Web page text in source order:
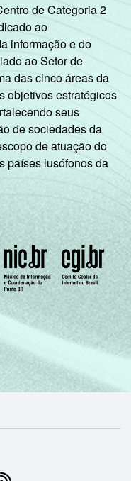
84
96 4
95 5 0
87 13 0
69 30 1
0
71 28 1
Regional de
da
Tecnologias de
nos domicílios
2016.
de Categoria 2
ao
informação e do
ao Setor de
das cinco áreas da
objetivos estratégicos
seus
de sociedades da
de atuação do
países lusófonos da
EM NOVA ABA)
EM NOVA ABA)
(ABRE EM NOVA
(ABRE EM NOVA
DO NIC.BR (ABRE EM
DO NIC.BR (ABRE
DO NIC.BR
RSS DO NIC.BR (ABRE